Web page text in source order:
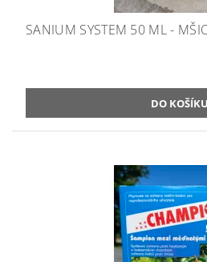
SANIUM SYSTEM 50 ML -